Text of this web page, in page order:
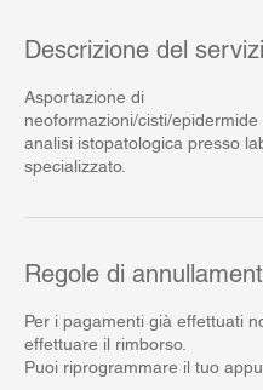
Descrizione del
Asportazione di
neoformazioni/cisti/epidermide
analisi istopatologica presso
specializzato.
Regole di
Per i pagamenti già effettuati
effettuare il rimborso.
Puoi riprogrammare il tuo